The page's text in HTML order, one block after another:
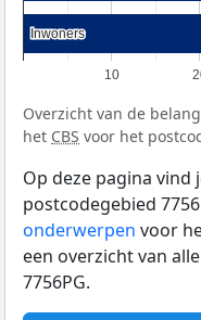
10
Inwoners
Inwoners
Overzicht van de
het CBS voor het
Op deze pagina vind
postcodegebied
onderwerpen voor
een overzicht van alle
7756PG.